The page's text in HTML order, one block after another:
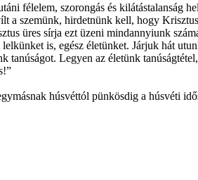
félelem, szorongás és kilátástalanság
a szemünk, hirdetnünk kell, hogy
üres sírja ezt üzeni mindannyiunk
is, egész életünket. Járjuk hát
Legyen az életünk
húsvéttól pünkösdig a húsvéti